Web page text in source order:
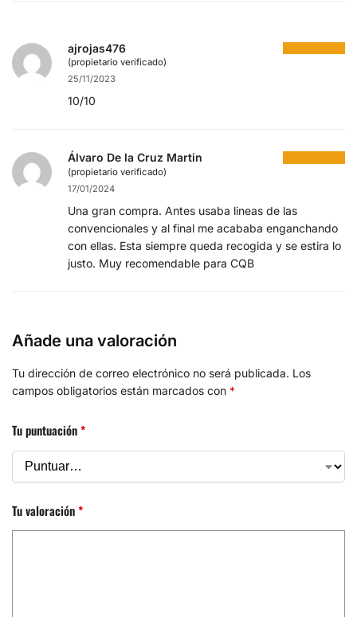
ajrojas476
(propietario verificado)
25/11/2023
10/10
Álvaro De la Cruz Martin
(propietario verificado)
17/01/2024
Una gran compra. Antes usaba lineas de las
convencionales y al final me acababa enganchando
con ellas. Esta siempre queda recogida y se estira lo
justo. Muy recomendable para CQB
Añade una valoración
Tu dirección de correo electrónico no será publicada. Los
campos obligatorios están marcados con *
Tu puntuación*
Tu valoración*